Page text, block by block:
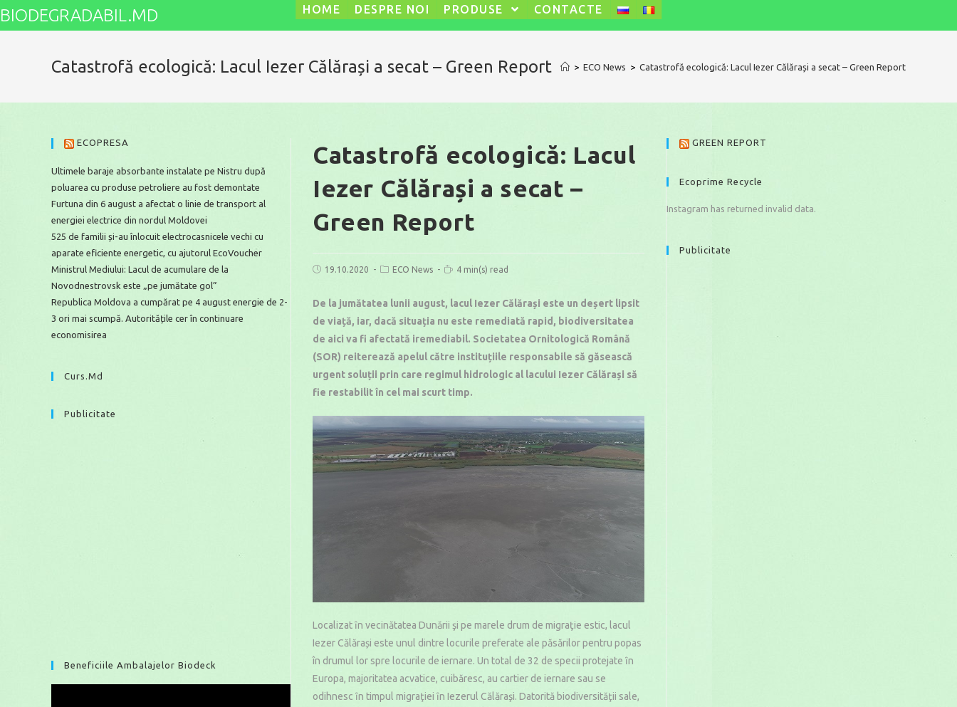
Skip
BIODEGRADABIL.MD HOME DESPRE NOI PRODUSE CONTACTE
Catastrofă ecologică: Lacul Iezer Călărași a secat – Green Report > ECO News > Catastrofă ecologică: Lacul Iezer Călărași a secat – Green Report
Catastrofă ecologică: Lacul
Iezer Călărași a secat –
Green Report
Post19.10.2020
PostECO News
Reading
4 min(s) read
De la jumătatea lunii august, lacul Iezer Călărași este un deșert lipsit
de viață, iar, dacă situația nu este remediată rapid, biodiversitatea
de aici va fi afectată iremediabil. Societatea Ornitologică Română
(SOR) reiterează apelul către instituțiile responsabile să găsească
urgent soluții prin care regimul hidrologic al lacului Iezer Călărași să
fie restabilit în cel mai scurt timp.
Localizat ȋn vecinătatea Dunării şi pe marele drum de migraţie estic, lacul
Iezer Călărași este unul dintre locurile preferate ale păsărilor pentru popas
în drumul lor spre locurile de iernare. Un total de 32 de specii protejate ȋn
Europa, majoritatea acvatice, cuibăresc, au cartier de iernare sau se
odihnesc ȋn timpul migraţiei ȋn Iezerul Călăraşi. Datorită biodiversităţii sale,
ECOPRESA
Ultimele baraje absorbante instalate pe Nistru după
poluarea cu produse petroliere au fost demontate
Furtuna din 6 august a afectat o linie de transport al
energiei electrice din nordul Moldovei
525 de familii și-au înlocuit electrocasnicele vechi cu
aparate eficiente energetic, cu ajutorul EcoVoucher
Ministrul Mediului: Lacul de acumulare de la
Novodnestrovsk este „pe jumătate gol”
Republica Moldova a cumpărat pe 4 august energie de 2-
3 ori mai scumpă. Autoritățile cer în continuare
economisirea
Curs.md
Publicitate
Beneficiile Ambalajelor Biodeck
GREEN REPORT
Ecoprime Recycle
Instagram has returned invalid data.
Publicitate